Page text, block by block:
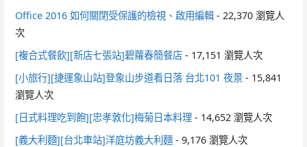
Office 2016 如何關閉受保護的檢視、啟用編輯 - 22,370 瀏覽人
次
[複合式餐飲][新店七張站]碧蘿春簡餐店 - 17,151 瀏覽人次
[小旅行][捷運象山站]登象山步道看日落 台北101 夜景 - 15,841
瀏覽人次
[日式料理吃到飽][忠孝敦化]梅菊日本料理 - 14,652 瀏覽人次
[義大利麵][台北車站]洋庭坊義大利麵 - 9,176 瀏覽人次